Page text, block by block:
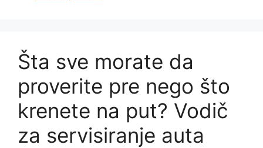
Šta sve morate da
proverite pre nego što
krenete na put? Vodič
za servisiranje auta